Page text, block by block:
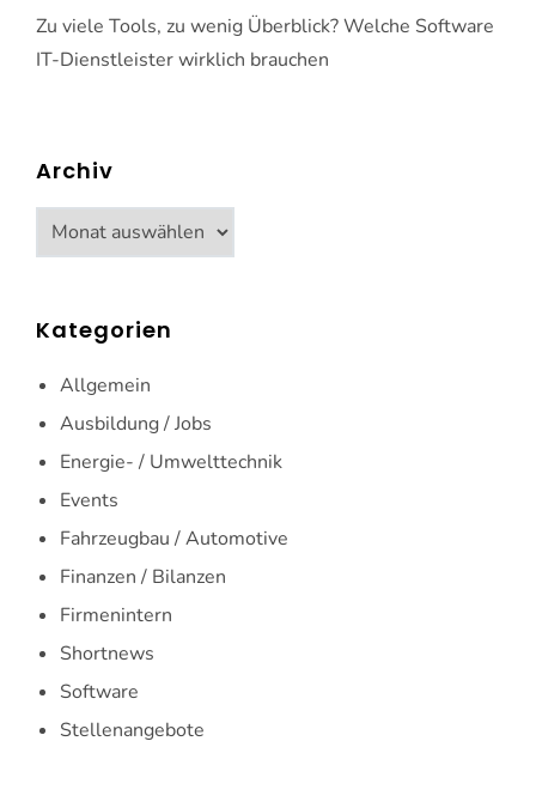
Zu viele Tools, zu wenig Überblick? Welche Software
IT-Dienstleister wirklich brauchen
Archiv
Archiv
Kategorien
Allgemein
Ausbildung / Jobs
Energie- / Umwelttechnik
Events
Fahrzeugbau / Automotive
Finanzen / Bilanzen
Firmenintern
Shortnews
Software
Stellenangebote